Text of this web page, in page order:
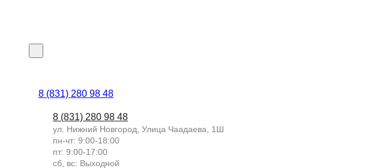
8 (831) 280 98 48
8 (831) 280 98 48
ул. Нижний Новгород, Улица Чаадаева, 1Ш
пн-чт: 9:00-18:00
пт: 9:00-17:00
сб, вс: Выходной